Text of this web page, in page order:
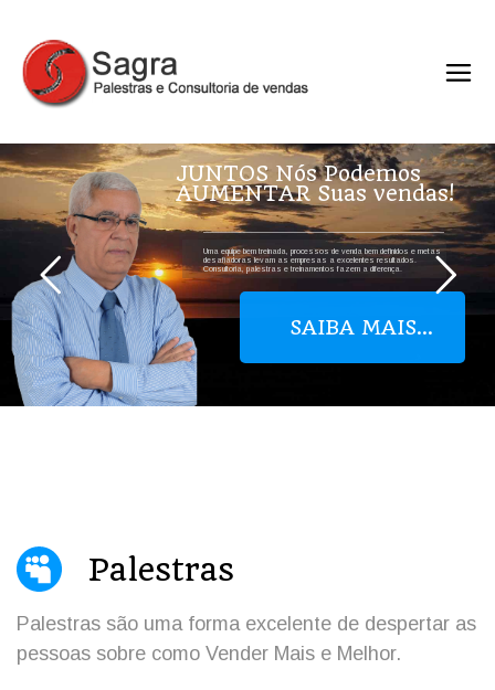
JUNTOS Nós Podemos
AUMENTAR Suas vendas!
Uma equipe bem treinada, processos de venda bem definidos e metas
desafiadoras levam as empresas a excelentes resultados.
Consultoria, palestras e treinamentos fazem a diferença.
SAIBA MAIS...
Palestras
Palestras são uma forma excelente de despertar as
pessoas sobre como Vender Mais e Melhor.